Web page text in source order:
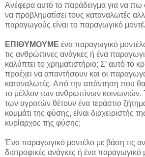
Ανέφερα αυτό το παράδειγμα για να πω
να προβληματίσει τους καταναλωτές
παραγωγούς είναι το παραγωγικό
ΕΠΙΘΥΜΟΥΜΕ ένα παραγωγικό
τις ανθρώπινες ανάγκες ή ένα
καλύπτει το χρηματιστήριο; Σ’ αυτό το
προέχει να απαντήσουν και οι
καταναλωτές. Από την απάντηση που θα
το μέλλον των ανθρωπίνων κοινωνιών.
των αγροτών θέτουν ένα τεράστιο
κομμάτι της φύσης, είναι διαχειριστής
κυρίαρχος της φύσης;
Ένα παραγωγικό μοντέλο με βάση τις
διατροφικές ανάγκες ή ένα